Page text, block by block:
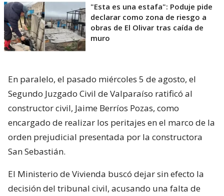
"Esta es una estafa": Poduje pide
declarar como zona de riesgo a
obras de El Olivar tras caída de
muro
En paralelo, el pasado miércoles 5 de agosto, el
Segundo Juzgado Civil de Valparaíso ratificó al
constructor civil, Jaime Berríos Pozas, como
encargado de realizar los peritajes en el marco de la
orden prejudicial presentada por la constructora
San Sebastián.
El Ministerio de Vivienda buscó dejar sin efecto la
decisión del tribunal civil, acusando una falta de